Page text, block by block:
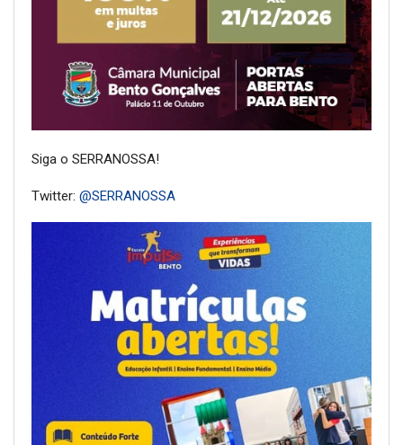
Siga o SERRANOSSA!
Twitter: @SERRANOSSA